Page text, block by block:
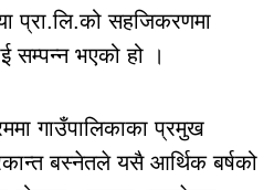
प्रा.लि.को सहजिकरणमा
सम्पन्न भएको हो ।
गाउँपालिकाका प्रमुख
बस्नेतले यसै आर्थिक बर्षको